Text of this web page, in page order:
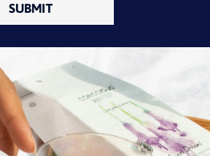
SUBMIT